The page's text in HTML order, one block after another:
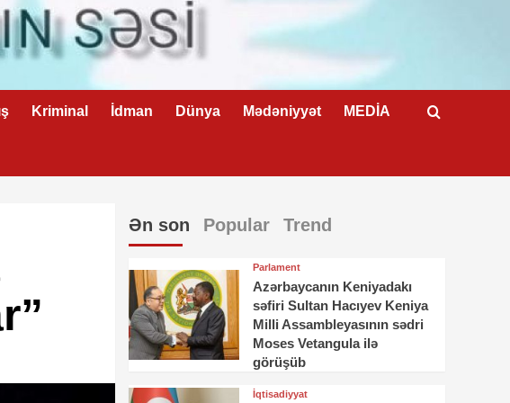
Kriminal İdman Dünya Mədəniyyət MEDİA
Ən son Popular Trend
Parlament
Azərbaycanın Keniyadakı
səfiri Sultan Hacıyev Keniya
Milli Assambleyasının sədri
Moses Vetangula ilə
görüşüb
İqtisadiyyat